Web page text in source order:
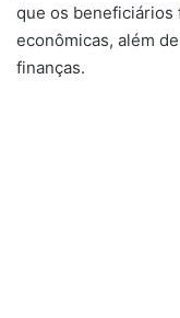
que os beneficiários
econômicas, além
finanças.